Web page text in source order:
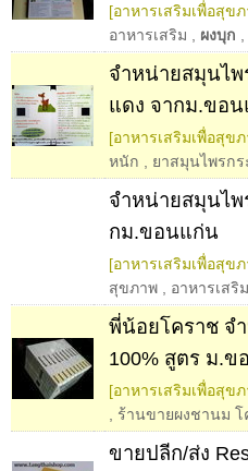
[อาหารเสริมเพื่อสุข
อาหารเสริม
ผงบุก
จำหน่ายสมุนไพ
แดง จากม.ขอ
[อาหารเสริมเพื่อสุข
หนัก
ยาสมุนไพรก
จำหน่ายสมุนไ
กม.ขอนแก่น
[อาหารเสริมเพื่อสุข
สุขภาพ
อาหารเสริม
พี่น้อยโคราช จ
100% สูตร ม.ข
[อาหารเสริมเพื่อสุข
ร้านขายผงชานม โ
ขายปลีก/ส่ง